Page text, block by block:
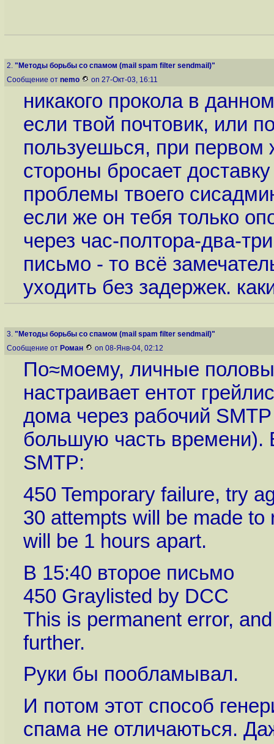
2. "Методы борьбы со спамом (mail spam filter sendmail)"
Сообщение от nemo on 27-Окт-03, 16:11
никакого прокола в
если твой почтовик, или
пользуешься, при
стороны бросает
проблемы твоего
если же он тебя только
через час-полтора-два-
письмо - то всё
уходить без задержек.
3. "Методы борьбы со спамом (mail spam filter sendmail)"
Сообщение от Роман on 08-Янв-04, 02:12
По≈моему, личные
настраивает ентот
дома через рабочий
большую часть времени).
SMTP:
450 Temporary failure, try
30 attempts will be made
will be 1 hours apart.
В 15:40 второе письмо
450 Graylisted by DCC
This is permanent error,
further.
Руки бы пообламывал.
И потом этот способ
спама не отличаються.